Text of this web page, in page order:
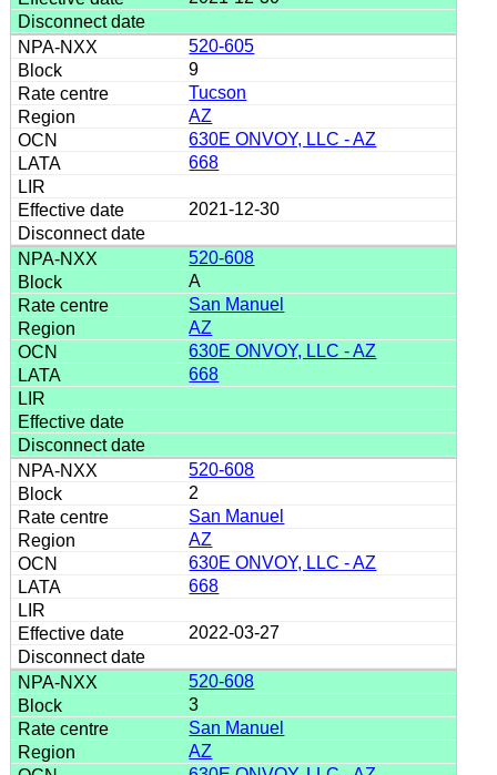
520-605
9
Tucson
AZ
630E ONVOY, LLC - AZ
668
2021-12-30
520-608
A
San Manuel
AZ
630E ONVOY, LLC - AZ
668
520-608
2
San Manuel
AZ
630E ONVOY, LLC - AZ
668
2022-03-27
520-608
3
San Manuel
AZ